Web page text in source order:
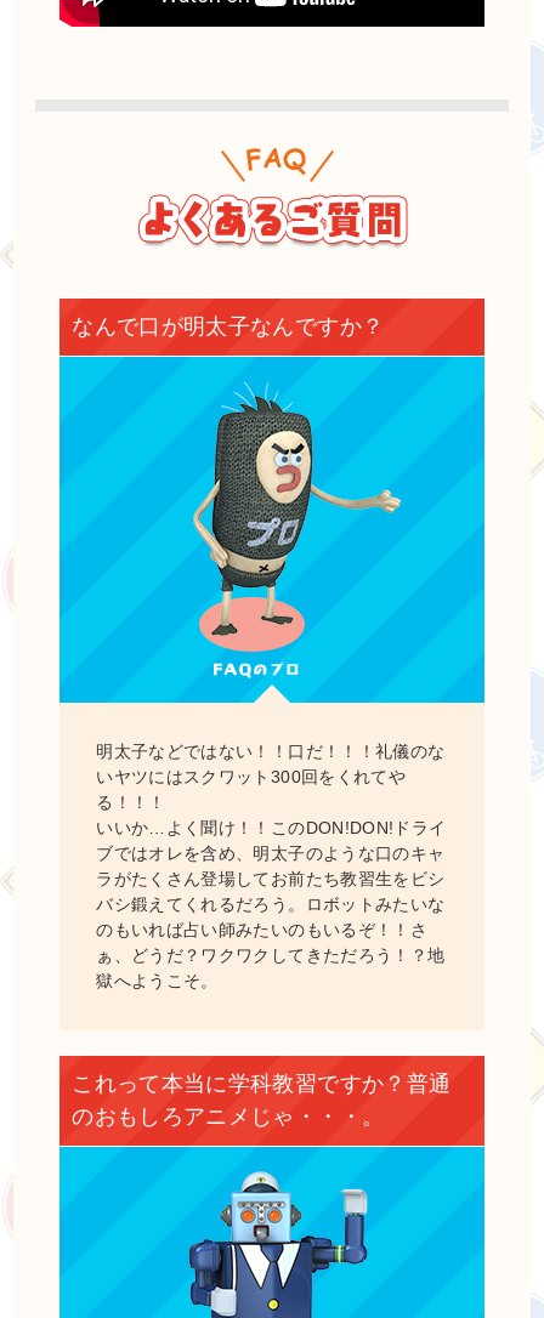
なんで口が明太子なんですか？
明太子などではない！！口だ！！！礼儀のな
いヤツにはスクワット300回をくれてや
る！！！
いいか…よく聞け！！このDON!DON!ドライ
ブではオレを含め、明太子のような口のキャ
ラがたくさん登場してお前たち教習生をビシ
バシ鍛えてくれるだろう。ロボットみたいな
のもいれば占い師みたいのもいるぞ！！さ
ぁ、どうだ？ワクワクしてきただろう！？地
獄へようこそ。
これって本当に学科教習ですか？普通
のおもしろアニメじゃ・・・。